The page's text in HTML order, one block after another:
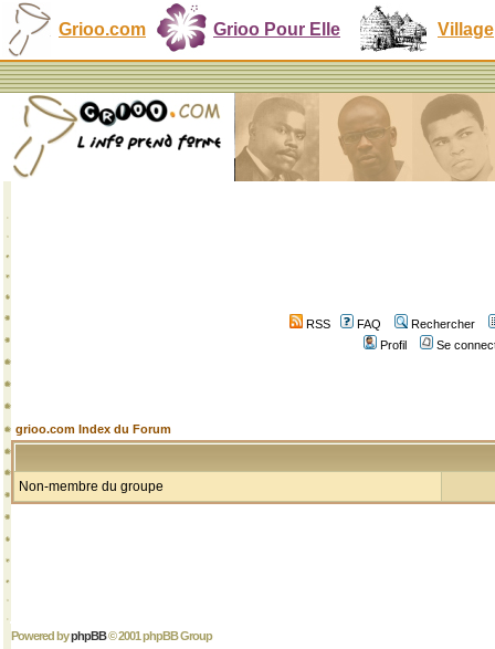
Grioo.com Grioo Pour Elle Village
RSS FAQ
Rechercher
Profil
Se
grioo.com Index du Forum
Non-membre du groupe
Powered byphpBB© 2001 phpBB Group